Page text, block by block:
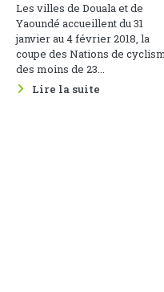
Les villes de Douala et de
Yaoundé accueillent du 31
janvier au 4 février 2018, la
coupe des Nations de
des moins de 23...
Lire la suite